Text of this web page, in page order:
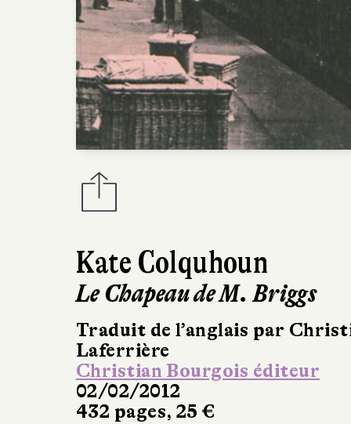
Kate Colquhoun
Le Chapeau de M. Briggs
Traduit de l’anglais par
Laferrière
Christian Bourgois éditeur
02/02/2012
432 pages, 25 €